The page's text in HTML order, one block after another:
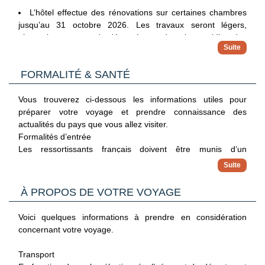
Service médical (sur demande)
Location de voiture
L’hôtel effectue des rénovations sur certaines chambres
jusqu’au 31 octobre 2026. Les travaux seront légers,
n’occasionnant pas de désagrément dans le quotidien des
clients. Tous les services et installations de l’hôtel
nuisances sonores sont à prévoir.
FORMALITÉ & SANTÉ
Vous trouverez ci-dessous les informations utiles pour
préparer votre voyage et prendre connaissance des
actualités du pays que vous allez visiter.
Formalités d’entrée
Les ressortissants français doivent être munis d’un
passeport individuel avec une durée de validité minimum de
Un visa est obligatoire pour l’entrée sur le territoire et sera
délivré à l'arrivée (53€ à ce jour incluant les frais
Pour Hurghada et Sharm El Sheikh : La vignette visa peut
également être achetée directement dans les aéroports
exclusivement (USD ou Euros) d’un montant de 30 USD.
À PROPOS DE VOTRE VOYAGE
Voici quelques informations à prendre en considération
concernant votre voyage.
Transport